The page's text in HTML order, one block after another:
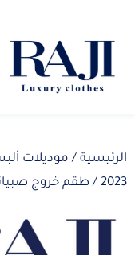
الرئيسية / موديلات
2023 / طقم خروج صبياني